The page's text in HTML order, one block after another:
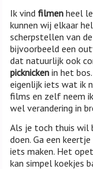
Ik vindfilmen heel
kunnen wij elkaar
scherpstellen van
bijvoorbeeld een
dat natuurlijk ook
picknicken in het
eigenlijk iets wat ik
films en zelf neem
wel verandering in
Als je toch thuis wil
doen. Ga een
iets maken. Het
kan simpel koekjes